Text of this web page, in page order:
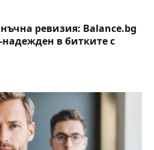
ревизия: Balance.bg
в битките с